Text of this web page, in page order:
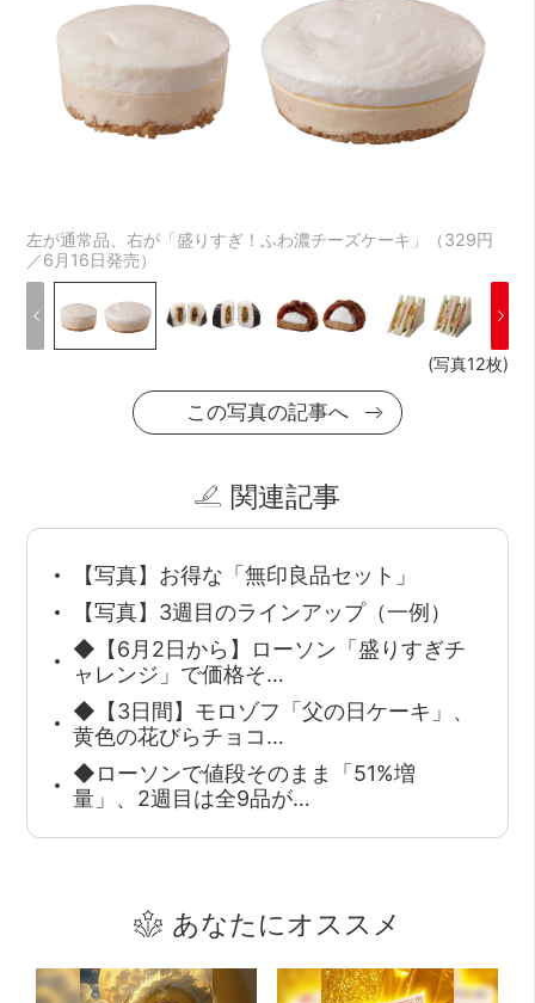
左が通常品、右が「盛りすぎ！ふわ濃チーズケーキ」（329円
／6月16日発売）
(写真12枚)
この写真の記事へ
関連記事
【写真】お得な「無印良品セット」
【写真】3週目のラインアップ（一例）
◆【6月2日から】ローソン「盛りすぎチ
ャレンジ」で価格そ…
◆【3日間】モロゾフ「父の日ケーキ」、
黄色の花びらチョコ…
◆ローソンで値段そのまま「51%増
量」、2週目は全9品が…
あなたにオススメ